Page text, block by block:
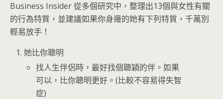
Business Insider 從多個研究中，整理出13個與女性有關
的行為特質，並建議如果你身邊的她有下列特質，千萬別
輕易放手！
她比你聰明
找人生伴侶時，最好找個聰穎的伴。如果
可以，比你聰明更好。(比較不容易得失智
症)